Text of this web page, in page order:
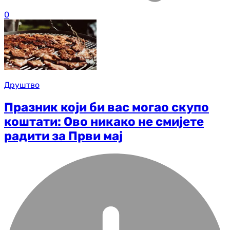
0
Друштво
Празник који би вас могао скупо
коштати: Ово никако не смијете
радити за Први мај